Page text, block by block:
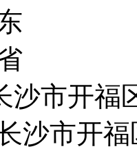
沙市开福
沙市开